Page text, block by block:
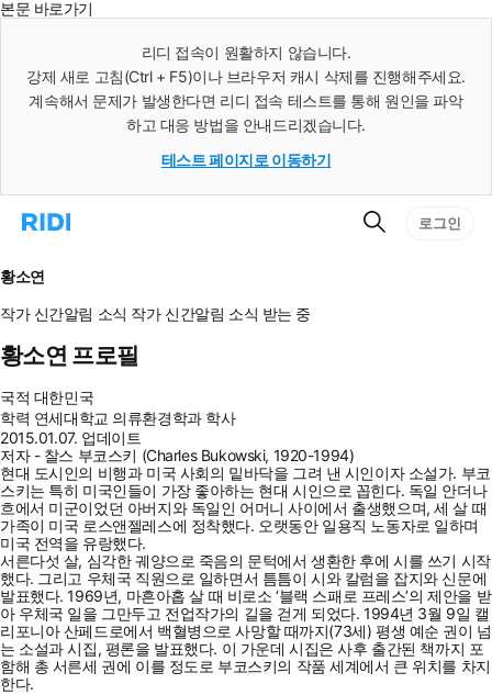
본문 바로가기
리디 접속이 원활하지 않습니다.
강제 새로 고침(Ctrl + F5)이나 브라우저 캐시 삭제를 진행해주세요.
계속해서 문제가 발생한다면 리디 접속 테스트를 통해 원인을 파악
하고 대응 방법을 안내드리겠습니다.
테스트 페이지로 이동하기
리
으
로
이
동
검
로그인
황소연
작가 신간알림 소식 작가 신간알림 소식 받는 중
황소연 프로필
국적 대한민국
학력 연세대학교 의류환경학과 학사
2015.01.07. 업데이트
저자 - 찰스 부코스키 (Charles Bukowski, 1920-1994)
현대 도시인의 비행과 미국 사회의 밑바닥을 그려 낸 시인이자 소설가. 부코
스키는 특히 미국인들이 가장 좋아하는 현대 시인으로 꼽힌다. 독일 안더나
흐에서 미군이었던 아버지와 독일인 어머니 사이에서 출생했으며, 세 살 때
가족이 미국 로스앤젤레스에 정착했다. 오랫동안 일용직 노동자로 일하며
미국 전역을 유랑했다.
서른다섯 살, 심각한 궤양으로 죽음의 문턱에서 생환한 후에 시를 쓰기 시작
했다. 그리고 우체국 직원으로 일하면서 틈틈이 시와 칼럼을 잡지와 신문에
발표했다. 1969년, 마흔아홉 살 때 비로소 ‘블랙 스패로 프레스’의 제안을 받
아 우체국 일을 그만두고 전업작가의 길을 걷게 되었다. 1994년 3월 9일 캘
리포니아 산페드로에서 백혈병으로 사망할 때까지(73세) 평생 예순 권이 넘
는 소설과 시집, 평론을 발표했다. 이 가운데 시집은 사후 출간된 책까지 포
함해 총 서른세 권에 이를 정도로 부코스키의 작품 세계에서 큰 위치를 차지
한다.